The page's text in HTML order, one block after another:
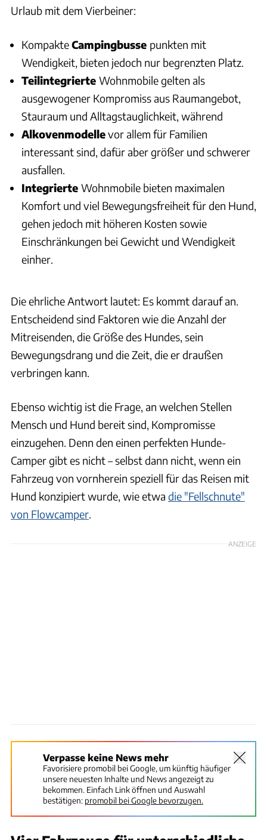
Urlaub mit dem Vierbeiner:
KompakteCampingbusse punkten mit
Wendigkeit, bieten jedoch nur begrenzten Platz.
Teilintegrierte Wohnmobile gelten als
ausgewogener Kompromiss aus Raumangebot,
Stauraum und Alltagstauglichkeit, während
Alkovenmodellevor allem für Familien
interessant sind, dafür aber größer und schwerer
ausfallen.
Integrierte Wohnmobile bieten maximalen
Komfort und viel Bewegungsfreiheit für den Hund,
gehen jedoch mit höheren Kosten sowie
Einschränkungen bei Gewicht und Wendigkeit
einher.
Die ehrliche Antwort lautet: Es kommt darauf an.
Entscheidend sind Faktoren wie die Anzahl der
Mitreisenden, die Größe des Hundes, sein
Bewegungsdrang und die Zeit, die er draußen
verbringen kann.
Ebenso wichtig ist die Frage, an welchen Stellen
Mensch und Hund bereit sind, Kompromisse
einzugehen. Denn den einen perfekten Hunde-
Camper gibt es nicht – selbst dann nicht, wenn ein
Fahrzeug von vornherein speziell für das Reisen mit
Hund konzipiert wurde, wie etwa die "Fellschnute"
von Flowcamper.
ANZEIGE
Verpasse keine News mehr
Favorisiere promobil bei Google, um künftig häufiger
unsere neuesten Inhalte und News angezeigt zu
bekommen. Einfach Link öffnen und Auswahl
bestätigen: promobil bei Google bevorzugen.